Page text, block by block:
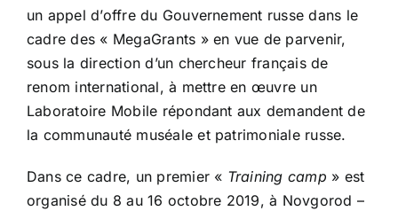
un appel d’offre du Gouvernement russe dans le
cadre des « MegaGrants » en vue de parvenir,
sous la direction d’un chercheur français de
renom international, à mettre en œuvre un
Laboratoire Mobile répondant aux demandent de
la communauté muséale et patrimoniale russe.
Dans ce cadre, un premier « Training camp » est
organisé du 8 au 16 octobre 2019, à Novgorod –